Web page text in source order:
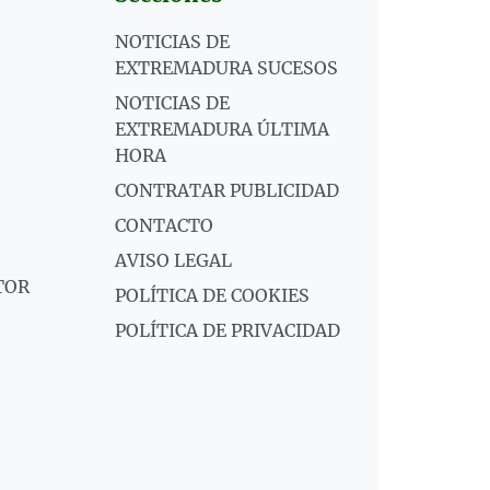
NOTICIAS DE
EXTREMADURA SUCESOS
NOTICIAS DE
EXTREMADURA ÚLTIMA
HORA
CONTRATAR PUBLICIDAD
CONTACTO
AVISO LEGAL
POLÍTICA DE COOKIES
POLÍTICA DE PRIVACIDAD